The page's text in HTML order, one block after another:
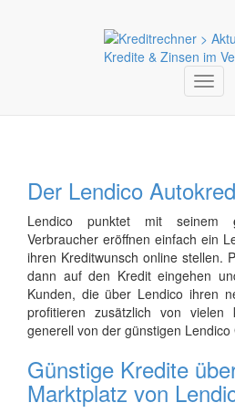
Toggle
Der Lendico
Lendico punktet mit seinem
Verbraucher eröffnen einfach ein
ihren Kreditwunsch online stellen.
dann auf den Kredit eingehen
Kunden, die über Lendico ihren
profitieren zusätzlich von vielen
generell von der günstigen Lendico
Günstige Kredite
Marktplatz von